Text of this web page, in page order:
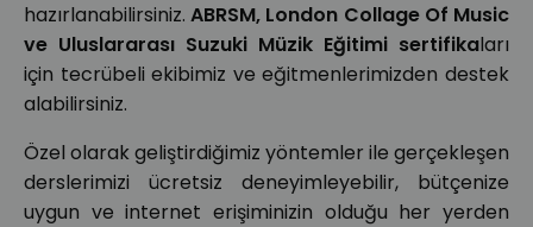
hazırlanabilirsiniz. ABRSM, London Collage Of Music
ve Uluslararası Suzuki Müzik Eğitimi sertifikaları
için tecrübeli ekibimiz ve eğitmenlerimizden destek
alabilirsiniz.
Özel olarak geliştirdiğimiz yöntemler ile gerçekleşen
derslerimizi ücretsiz deneyimleyebilir, bütçenize
uygun ve internet erişiminizin olduğu her yerden